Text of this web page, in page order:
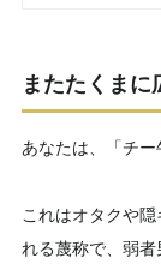
またたくまに
あなたは、「チー
これはオタクや
れる蔑称で、弱者